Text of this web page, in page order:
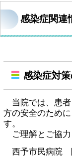
感染症関連
感染症対
当院では、患者
方の安全のため
す。
ご理解とご協力
西予市民病院